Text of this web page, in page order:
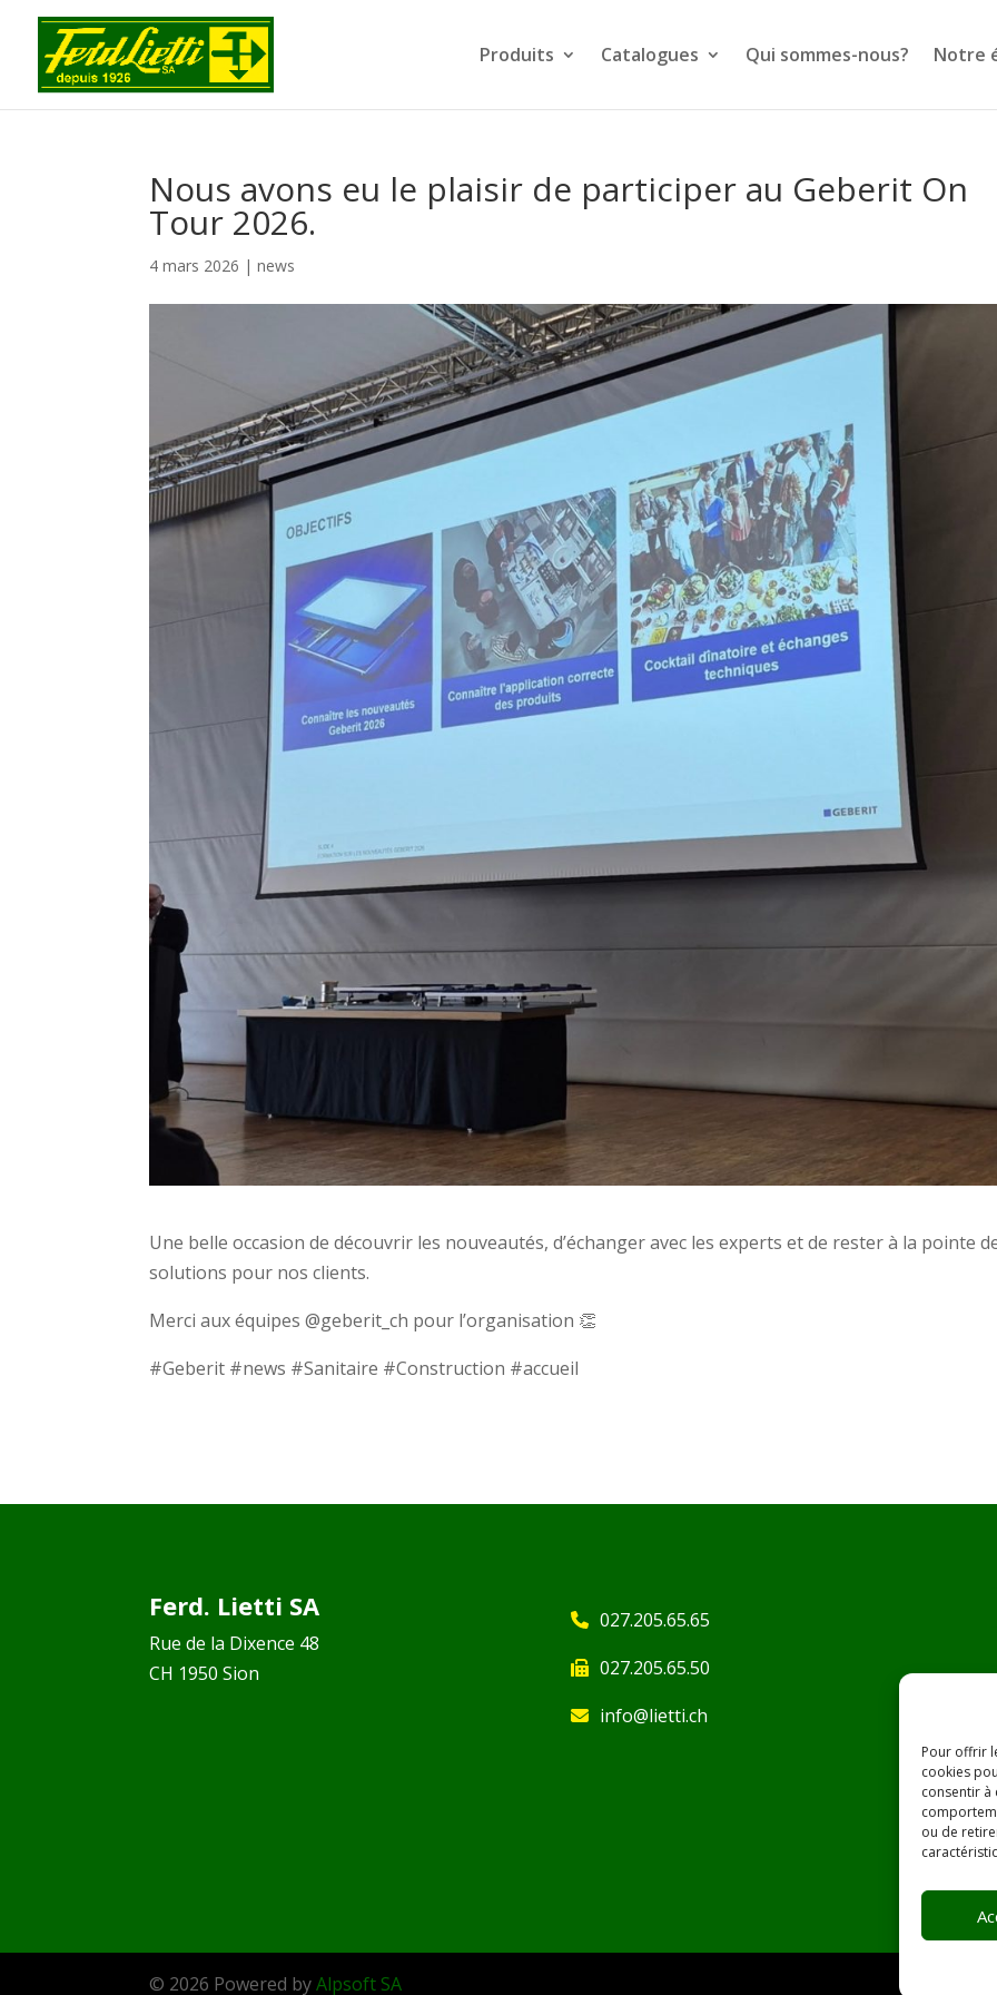
Pour offrir
cookies
consentir à
ou de
Produits Catalogues Qui sommes-nous? Notre
Nous avons eu le plaisir de participer au Geberit On
Tour 2026.
4 mars 2026 |news
Une belle occasion de découvrir les nouveautés, d’échanger avec les experts et de rester à la pointe
solutions pour nos clients.
Merci aux équipes @geberit_ch pour l’organisation 👏
#Geberit #news #Sanitaire #Construction #accueil
Ferd. Lietti SA
Rue de la Dixence 48
CH 1950 Sion
027.205.65.65
027.205.65.50
info@lietti.ch
© 2026 Powered byAlpsoft SA